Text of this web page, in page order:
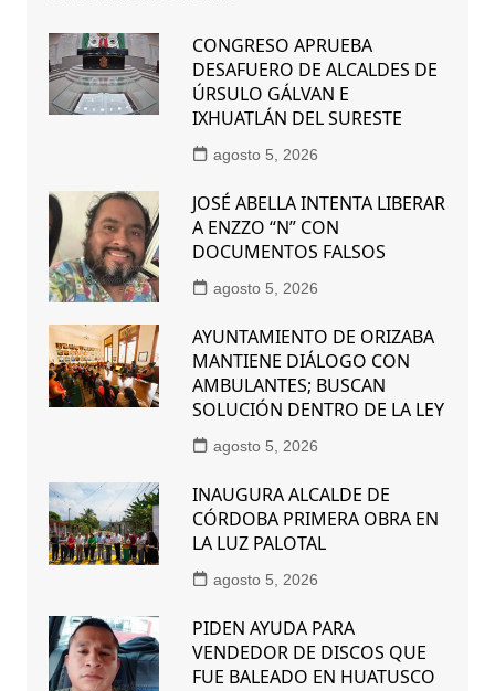
CONGRESO APRUEBA
DESAFUERO DE ALCALDES DE
ÚRSULO GÁLVAN E
IXHUATLÁN DEL SURESTE
agosto 5, 2026
JOSÉ ABELLA INTENTA LIBERAR
A ENZZO “N” CON
DOCUMENTOS FALSOS
agosto 5, 2026
AYUNTAMIENTO DE ORIZABA
MANTIENE DIÁLOGO CON
AMBULANTES; BUSCAN
SOLUCIÓN DENTRO DE LA LEY
agosto 5, 2026
INAUGURA ALCALDE DE
CÓRDOBA PRIMERA OBRA EN
LA LUZ PALOTAL
agosto 5, 2026
PIDEN AYUDA PARA
VENDEDOR DE DISCOS QUE
FUE BALEADO EN HUATUSCO